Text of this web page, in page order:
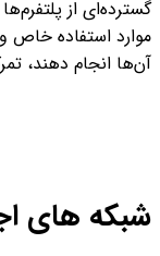
موارد استفاده خاص
آن‌ها انجام دهند،
شبکه های